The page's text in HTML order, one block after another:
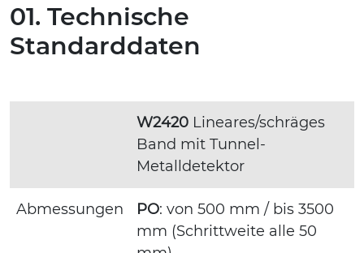
01. Technische
Standarddaten
W2420 Lineares/schräges
Band mit Tunnel-
Metalldetektor
Abmessungen PO: von 500 mm / bis 3500
mm (Schrittweite alle 50